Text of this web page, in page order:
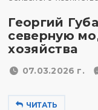
Георгий
северную
хозяйства
07.03.2026 г.
ЧИТАТЬ